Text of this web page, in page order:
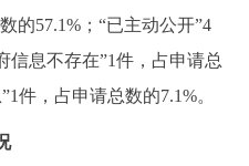
的57.1%；“已主动公开”4
信息不存在”1件，占申请总
件，占申请总数的7.1%。